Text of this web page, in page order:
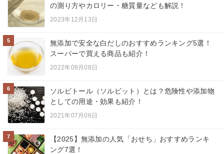
の測り方やカロリー・糖質量なども解説！
2023年12月13日
5
無添加で安全な白だしのおすすめランキング5選！
スーパーで買える商品も紹介！
2022年09月08日
6
ソルビトール（ソルビット）とは？危険性や添加物
としての用途・効果も紹介！
2021年07月06日
7
【2025】無添加の人気「おせち」おすすめランキ
ング7選！